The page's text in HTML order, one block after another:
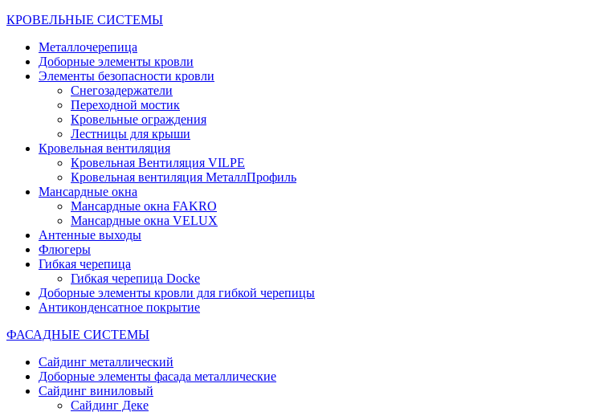
КРОВЕЛЬНЫЕ СИСТЕМЫ
Металлочерепица
Доборные элементы кровли
Элементы безопасности кровли
Снегозадержатели
Переходной мостик
Кровельные ограждения
Лестницы для крыши
Кровельная вентиляция
Кровельная Вентиляция VILPE
Кровельная вентиляция МеталлПрофиль
Мансардные окна
Мансардные окна FAKRO
Мансардные окна VELUX
Антенные выходы
Флюгеры
Гибкая черепица
Гибкая черепица Docke
Доборные элементы кровли для гибкой черепицы
Антиконденсатное покрытие
ФАСАДНЫЕ СИСТЕМЫ
Сайдинг металлический
Доборные элементы фасада металлические
Сайдинг виниловый
Сайдинг Деке